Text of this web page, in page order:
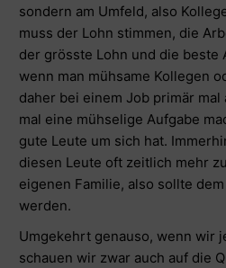
sondern am Umfeld, also
muss der Lohn stimmen, die
der grösste Lohn und die beste
wenn man mühsame Kollegen
daher bei einem Job primär
mal eine mühselige Aufgabe
gute Leute um sich hat.
diesen Leute oft zeitlich mehr
eigenen Familie, also sollte
werden.
Umgekehrt genauso, wenn wir
schauen wir zwar auch auf die